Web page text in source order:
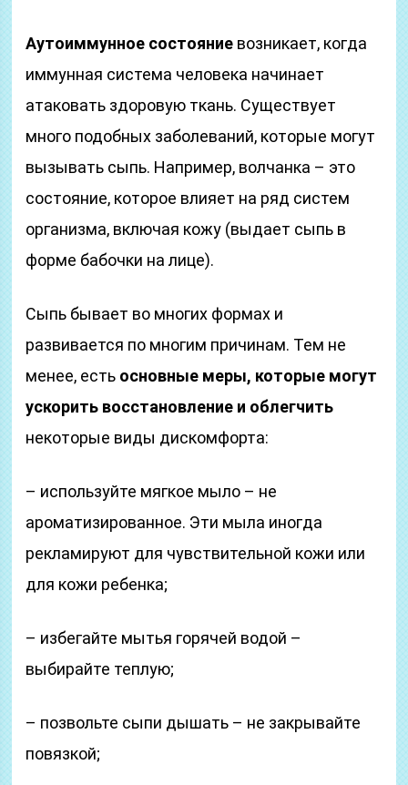
Аутоиммунное состояние возникает, когда
иммунная система человека начинает
атаковать здоровую ткань. Существует
много подобных заболеваний, которые могут
вызывать сыпь. Например, волчанка – это
состояние, которое влияет на ряд систем
организма, включая кожу (выдает сыпь в
форме бабочки на лице).
Сыпь бывает во многих формах и
развивается по многим причинам. Тем не
менее, есть основные меры, которые могут
ускорить восстановление и облегчить
некоторые виды дискомфорта:
– используйте мягкое мыло – не
ароматизированное. Эти мыла иногда
рекламируют для чувствительной кожи или
для кожи ребенка;
– избегайте мытья горячей водой –
выбирайте теплую;
– позвольте сыпи дышать – не закрывайте
повязкой;